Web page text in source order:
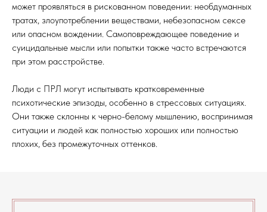
может проявляться в рискованном поведении: необдуманных
тратах, злоупотреблении веществами, небезопасном сексе
или опасном вождении. Самоповреждающее поведение и
суицидальные мысли или попытки также часто встречаются
при этом расстройстве.
Люди с ПРЛ могут испытывать кратковременные
психотические эпизоды, особенно в стрессовых ситуациях.
Они также склонны к черно-белому мышлению, воспринимая
ситуации и людей как полностью хороших или полностью
плохих, без промежуточных оттенков.